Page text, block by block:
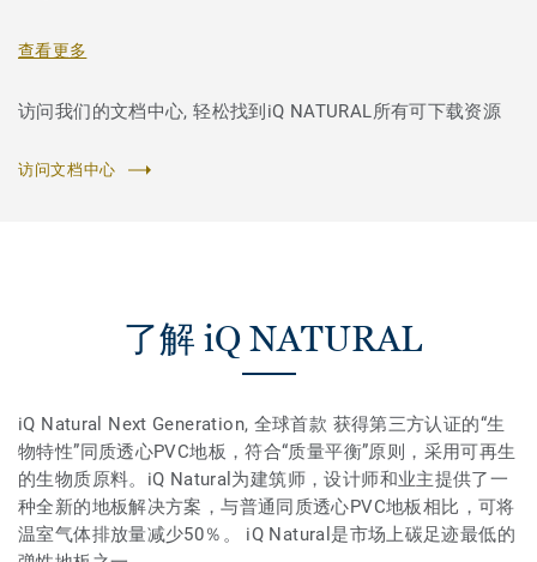
查看更多
访问我们的文档中心, 轻松找到iQ NATURAL所有可下载资源
访问文档中心
了解 iQ NATURAL
iQ Natural Next Generation, 全球首款 获得第三方认证的“生
物特性”同质透心PVC地板，符合“质量平衡”原则，采用可再生
的生物质原料。iQ Natural为建筑师，设计师和业主提供了一
种全新的地板解决方案，与普通同质透心PVC地板相比，可将
温室气体排放量减少50％。 iQ Natural是市场上碳足迹最低的